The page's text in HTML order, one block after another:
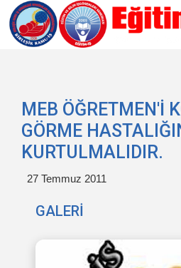
MEB ÖĞRETMEN'İ
GÖRME
KURTULMALIDIR.
27 Temmuz 2011
GALERİ